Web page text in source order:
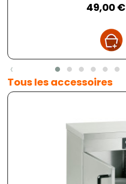
49,00 €
‹
Tous les accessoires